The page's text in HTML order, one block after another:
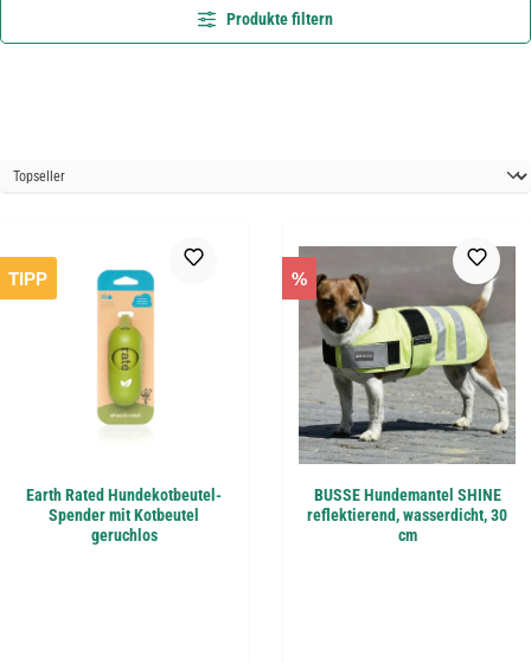
Produkte filtern
TIPP
Earth Rated Hundekotbeutel-
Spender mit Kotbeutel
geruchlos
%
BUSSE Hundemantel SHINE
reflektierend, wasserdicht, 30
cm